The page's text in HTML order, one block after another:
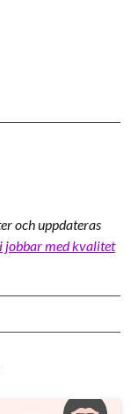
och uppdateras
jobbar med kvalitet